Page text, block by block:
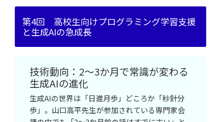
第4回 高校生向けプログラミング学習支援
と生成AIの急成長
技術動向：2〜3か月で常識が変わる
生成AIの進化
生成AIの世界は「日進月歩」どころか「秒針分
歩」。山口高平先生が参加されている専門家会